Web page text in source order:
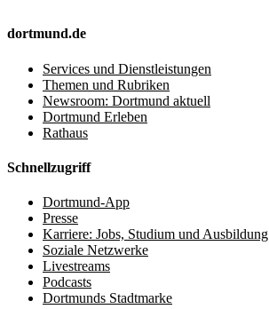
dortmund.de
Services und Dienstleistungen
Themen und Rubriken
Newsroom: Dortmund aktuell
Dortmund Erleben
Rathaus
Schnellzugriff
Dortmund-App
Presse
Karriere: Jobs, Studium und Ausbildung
Soziale Netzwerke
Livestreams
Podcasts
Dortmunds Stadtmarke